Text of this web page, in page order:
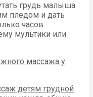
грудь малыша
пледом и дать
часов
мультики или